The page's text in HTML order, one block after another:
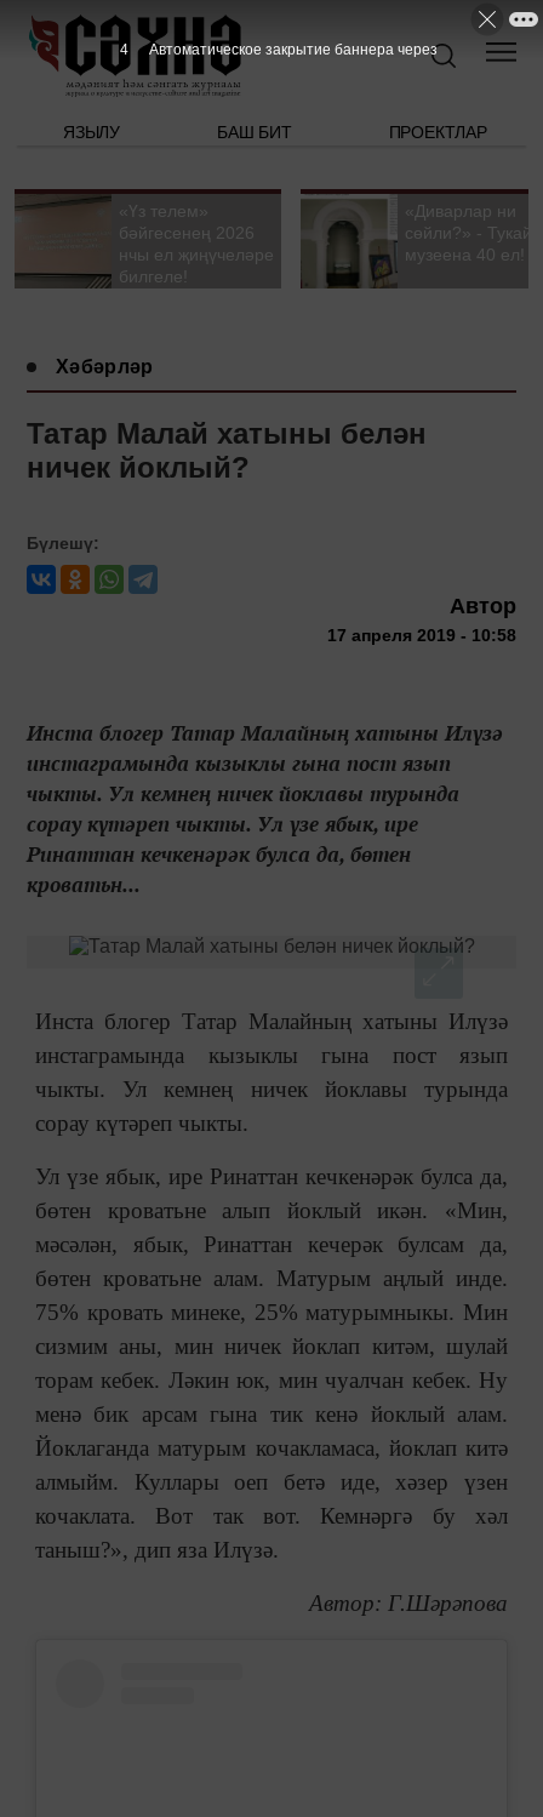
ЯЗЫЛУ БАШ БИТ ПРОЕКТЛАР
«Үз телем»
бәйгесенең 2026
нчы ел җиңүчеләре
билгеле!
«Диварлар ни
сөйли?» - Тукай
музеена 40 ел!
Хәбәрләр
Татар Малай хатыны белән
ничек йоклый?
Бүлешү:
Автор
17 апреля 2019 - 10:58
Инста блогер Татар Малайның хатыны Илүзә
инстаграмында кызыклы гына пост язып
чыкты. Ул кемнең ничек йоклавы турында
сорау күтәреп чыкты. Ул үзе ябык, ире
Ринаттан кечкенәрәк булса да, бөтен
кроватьн...
Инста блогер Татар Малайның хатыны Илүзә
инстаграмында кызыклы гына пост язып
чыкты. Ул кемнең ничек йоклавы турында
сорау күтәреп чыкты.
Ул үзе ябык, ире Ринаттан кечкенәрәк булса да,
бөтен кроватьне алып йоклый икән. «Мин,
мәсәлән, ябык, Ринаттан кечерәк булсам да,
бөтен кроватьне алам. Матурым аңлый инде.
75% кровать минеке, 25% матурымныкы. Мин
сизмим аны, мин ничек йоклап китәм, шулай
торам кебек. Ләкин юк, мин чуалчан кебек. Ну
менә бик арсам гына тик кенә йоклый алам.
Йоклаганда матурым кочакламаса, йоклап китә
алмыйм. Куллары оеп бетә иде, хәзер үзен
кочаклата. Вот так вот. Кемнәргә бу хәл
таныш?», дип яза Илүзә.
Автор: Г.Шәрәпова
3 Автоматическое закрытие баннера через